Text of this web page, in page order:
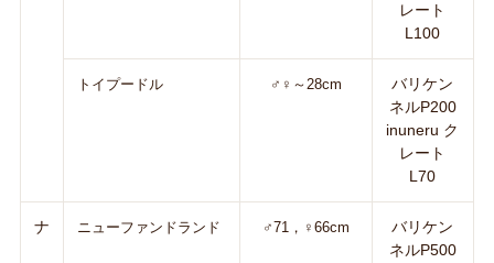
レート
L100
トイプードル ♂♀～28cm
バリケン
ネルP200
inuneru ク
レート
L70
ナ ニューファンドランド ♂71，♀66cm
バリケン
ネルP500